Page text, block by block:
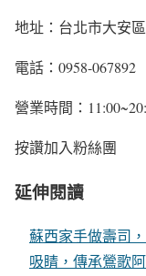
地址：台北市大安
電話：0958-067892
營業時間：
按讚加入粉絲團
延伸閱讀
蘇西家手做壽司
吸睛，傳承鶯歌